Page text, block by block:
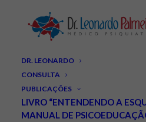
DR. LEONARDO
CONSULTA
PUBLICAÇÕES
LIVRO “ENTENDENDO A
MANUAL DE